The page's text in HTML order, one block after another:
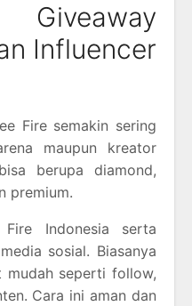
Giveaway
Influencer
Fire semakin sering
maupun kreator
berupa diamond,
premium.
Indonesia serta
sosial. Biasanya
mudah seperti follow,
Cara ini aman dan